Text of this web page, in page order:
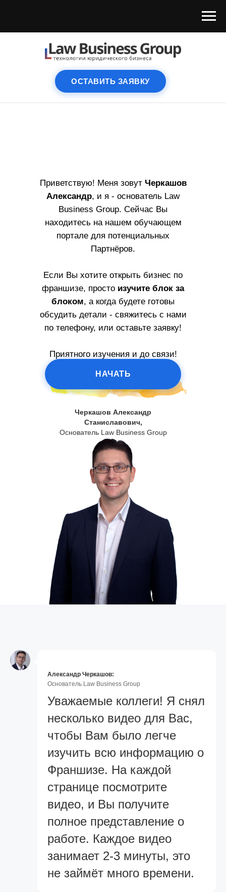
ОСТАВИТЬ ЗАЯВКУ
Приветствую! Меня зовут Черкашов
Александр, и я - основатель Law
Business Group. Сейчас Вы
находитесь на нашем обучающем
портале для потенциальных
Партнёров.
Если Вы хотите открыть бизнес по
франшизе, просто изучите блок за
блоком, а когда будете готовы
обсудить детали - свяжитесь с нами
по телефону, или оставьте заявку!
Приятного изучения и до связи!
НАЧАТЬ
Черкашов Александр
Станиславович,
Основатель Law Business Group
Александр Черкашов:
Основатель Law Business Group
Уважаемые коллеги! Я снял
несколько видео для Вас,
чтобы Вам было легче
изучить всю информацию о
Франшизе. На каждой
странице посмотрите
видео, и Вы получите
полное представление о
работе. Каждое видео
занимает 2-3 минуты, это
не займёт много времени.